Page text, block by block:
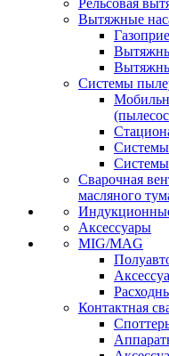
Рельсовая
Вытяжные
Системы
Системы
Системы
Сварочная
масляного
Аксессуары
MIG/MAG
Контактная